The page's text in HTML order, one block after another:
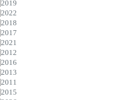
2019
2022
2018
2017
2021
2012
2016
2013
2011
2015